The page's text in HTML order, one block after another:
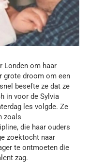
Londen om haar
grote droom om een
besefte ze dat ze
in voor de Sylvia
les volgde. Ze
zoals
die haar ouders
zoektocht naar
te ontmoeten die
zag.